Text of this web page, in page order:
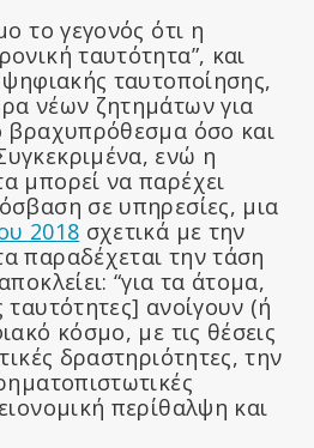
το γεγονός ότι η
ταυτότητα”, και
ψηφιακής ταυτοποίησης,
νέων ζητημάτων για
βραχυπρόθεσμα όσο και
ενώ η
μπορεί να παρέχει
σε υπηρεσίες, μια
2018 σχετικά με την
παραδέχεται την τάση
“για τα άτομα,
ταυτότητες] ανοίγουν (ή
κόσμο, με τις θέσεις
δραστηριότητες, την
περίθαλψη και